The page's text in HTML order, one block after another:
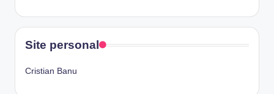
Site personal
Cristian Banu